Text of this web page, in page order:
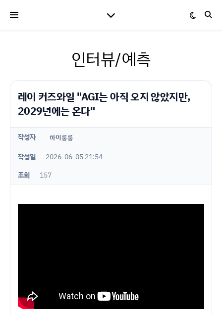
인터뷰/예측
레이 커즈와일 "AGI는 아직 오지 않았지만,
2029년에는 온다"
작성자 하이룽룽
작성일
2026-06-05 21:54
조회
157